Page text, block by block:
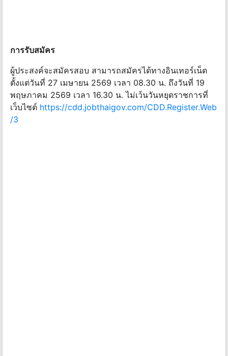
การรับสมัคร
ผู้ประสงค์จะสมัครสอบ สามารถสมัครได้ทางอินเทอร์เน็ต
ตั้งแต่วันที่ 27 เมษายน 2569 เวลา 08.30 น. ถึงวันที่ 19
พฤษภาคม 2569 เวลา 16.30 น. ไม่เว้นวันหยุดราชการที่
เว็บไซต์ https://cdd.jobthaigov.com/CDD.Register.Web
/3